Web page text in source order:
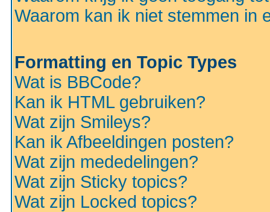
Waarom kan ik niet stemmen in
Formatting en Topic Types
Wat is BBCode?
Kan ik HTML gebruiken?
Wat zijn Smileys?
Kan ik Afbeeldingen posten?
Wat zijn mededelingen?
Wat zijn Sticky topics?
Wat zijn Locked topics?